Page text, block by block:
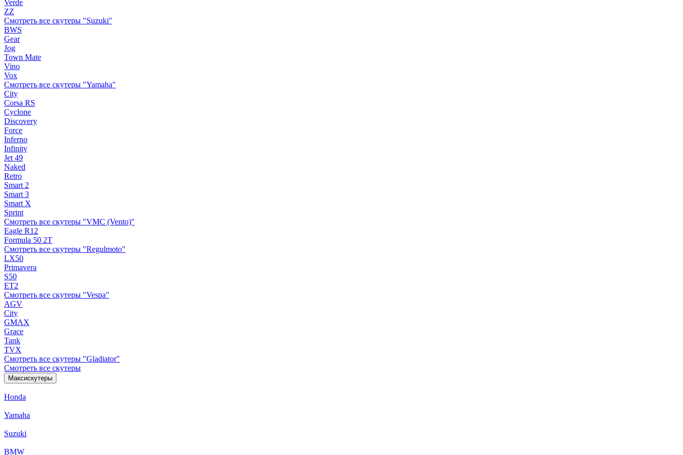
Verde
ZZ
Смотреть все скутеры "Suzuki"
BWS
Gear
Jog
Town Mate
Vino
Vox
Смотреть все скутеры "Yamaha"
City
Corsa RS
Cyclone
Discovery
Force
Inferno
Infinity
Jet 49
Naked
Retro
Smart 2
Smart 3
Smart X
Sprint
Смотреть все скутеры "VMC (Vento)"
Eagle R12
Formula 50 2Т
Смотреть все скутеры "Regulmoto"
LX50
Primavera
S50
ET2
Смотреть все скутеры "Vespa"
AGV
City
GMAX
Grace
Tank
TVX
Смотреть все скутеры "Gladiator"
Смотреть все скутеры
Максискутеры
Honda
Yamaha
Suzuki
BMW